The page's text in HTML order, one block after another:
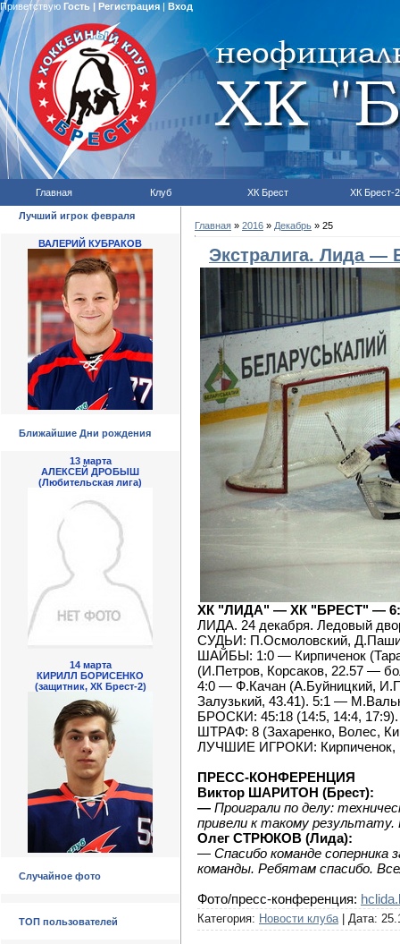
Приветствую Гость | Регистрация| Вход
Главная Клуб ХК Брест ХК Брест-2
Лучший игрок февраля
ВАЛЕРИЙ КУБРАКОВ
Ближайшие Дни рождения
13 марта
АЛЕКСЕЙ ДРОБЫШ
(Любительская лига)
14 марта
КИРИЛЛ БОРИСЕНКО
(защитник, ХК Брест-2)
Случайное фото
ТОП пользователей
Главная » 2016 » Декабрь » 25
Экстралига. Лида —
ХК "ЛИДА" — ХК "БРЕСТ" — 6:1
ЛИДА. 24 декабря. Ледовый
СУДЬИ: П.Осмоловский,
ШАЙБЫ: 1:0 — Кирпиченок
(И.Петров, Корсаков, 22.57 —
4:0 — Ф.Качан (А.Буйницкий,
Залузький, 43.41). 5:1 —
БРОСКИ: 45:18 (14:5, 14:4, 17:9).
ШТРАФ: 8 (Захаренко, Волес,
ЛУЧШИЕ ИГРОКИ: Кирпиченок,
ПРЕСС-КОНФЕРЕНЦИЯ
Виктор ШАРИТОН (Брест):
— Проиграли по делу:
привели к такому
Олег СТРЮКОВ (Лида):
— Спасибо команде соперника
команды. Ребятам спасибо.
Фото/пресс-конференция:
Категория: Новости клуба | Дата: